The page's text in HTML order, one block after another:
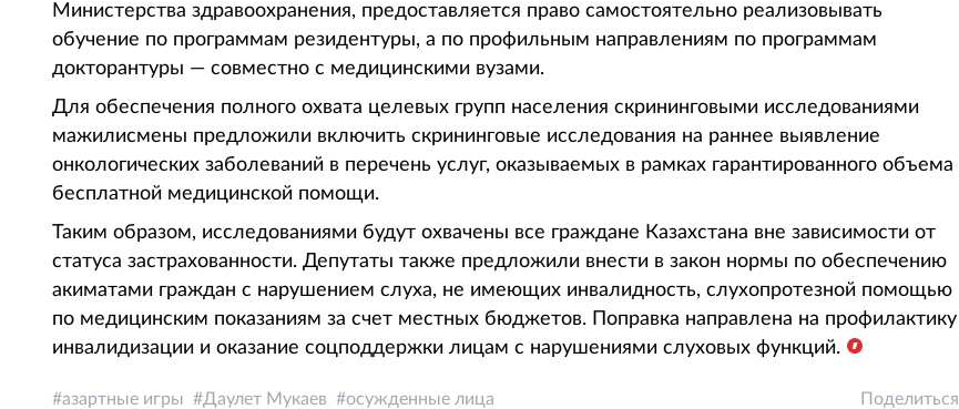
Министерства здравоохранения, предоставляется право самостоятельно реализовывать
обучение по программам резидентуры, а по профильным направлениям по программам
докторантуры — совместно с медицинскими вузами.
Для обеспечения полного охвата целевых групп населения скрининговыми исследованиями
мажилисмены предложили включить скрининговые исследования на раннее выявление
онкологических заболеваний в перечень услуг, оказываемых в рамках гарантированного объема
бесплатной медицинской помощи.
Таким образом, исследованиями будут охвачены все граждане Казахстана вне зависимости от
статуса застрахованности. Депутаты также предложили внести в закон нормы по обеспечению
акиматами граждан с нарушением слуха, не имеющих инвалидность, слухопротезной помощью
по медицинским показаниям за счет местных бюджетов. Поправка направлена на профилактику
инвалидизации и оказание соцподдержки лицам с нарушениями слуховых функций.
азартные игры Даулет Мукаев осужденные лица Поделиться